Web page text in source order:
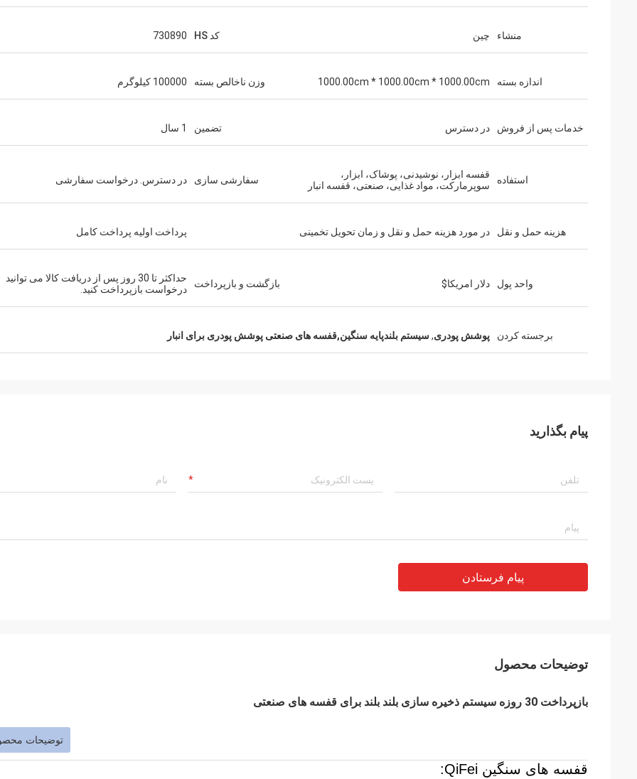
منشاء چین کد HS 730890
اندازه بسته 1000.00cm * 1000.00cm * 1000.00cm وزن ناخالص بسته 100000 کیلوگرم
خدمات پس از فروش در دسترس تضمین 1 سال
استفاده
قفسه ابزار، نوشیدنی، پوشاک، ابزار،
سوپرمارکت، مواد غذایی، صنعتی، قفسه انبار
سفارشی سازی در دسترس. درخواست سفارشی
هزینه حمل و نقل در مورد هزینه حمل و نقل و زمان تحویل تخمینی پرداخت اولیه پرداخت کامل
واحد پول دلار امریکا$ بازگشت و بازپرداخت
حداکثر تا 30 روز پس از دریافت کالا می توانید
درخواست بازپرداخت کنید.
برجسته کردن پوشش پودری,سیستم بلندپایه سنگین,قفسه های صنعتی پوشش پودری برای انبار
پیام بگذارید
پیام فرستادن
توضیحات محصول
بازپرداخت 30 روزه سیستم ذخیره سازی بلند بلند برای قفسه های صنعتی
توضیحات
قفسه های سنگین QiFei: